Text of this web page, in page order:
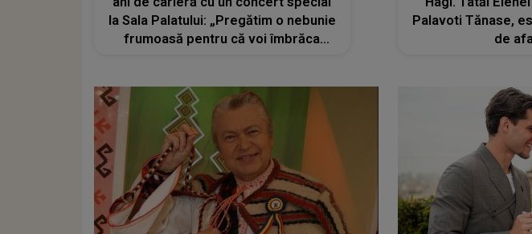
la Sala Palatului: „Pregătim o nebunie
frumoasă pentru că voi îmbrăca
Palavoti Tănase,
de